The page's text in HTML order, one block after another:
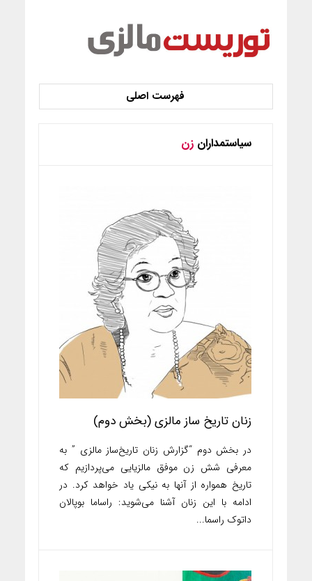
سیاستمداران زن
زنان تاریخ ساز مالزی (بخش دوم)
در بخش دوم “گزارش زنان تاریخ‌ساز مالزی ” به
معرفی شش زن موفق مالزیایی می‌پردازیم که
تاریخ همواره از آنها به نیکی یاد خواهد کرد. در
ادامه با این زنان آشنا می‌شوید: راساما بوپالان
داتوک راسما...